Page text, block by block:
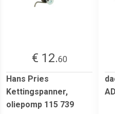
€ 12.60
Hans Pries
Kettingspanner,
oliepomp 115 739